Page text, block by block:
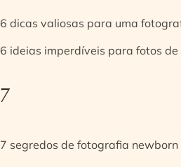
6 dicas valiosas para uma
6 ideias imperdíveis para fotos
7
7 segredos de fotografia